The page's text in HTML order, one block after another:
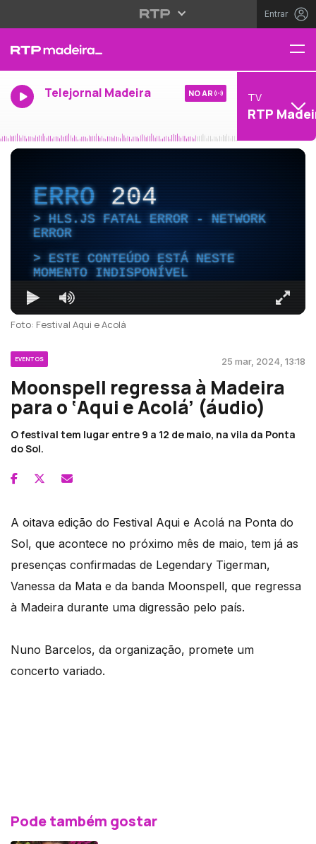
Entrar
Telejornal Madeira NO AR TV
RTP
ERRO204
HLS.JS FATAL ERROR - NETWORK
ERROR
ESTE CONTEÚDO ESTÁ NESTE
MOMENTO INDISPONÍVEL
Foto: Festival Aqui e Acolá
EVENTOS 25 mar, 2024, 13:18
Moonspell regressa à Madeira
para o ‘Aqui e Acolá’ (áudio)
O festival tem lugar entre 9 a 12 de maio, na vila da Ponta
do Sol.
A oitava edição do Festival Aqui e Acolá na Ponta do
Sol, que acontece no próximo mês de maio, tem já as
presenças confirmadas de Legendary Tigerman,
Vanessa da Mata e da banda Moonspell, que regressa
à Madeira durante uma digressão pelo país.
Nuno Barcelos, da organização, promete um
concerto variado.
Pode também gostar